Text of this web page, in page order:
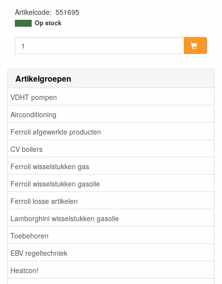
Artikelgroepen
VDHT pompen
Airconditioning
Ferroli afgewerkte producten
CV boilers
Ferroli wisselstukken gas
Ferroli wisselstukken gasolie
Ferroli losse artikelen
Lamborghini wisselstukken gasolie
Toebehoren
EBV regeltechniek
Heatcon!
Artikelcode: 551695
Op stock